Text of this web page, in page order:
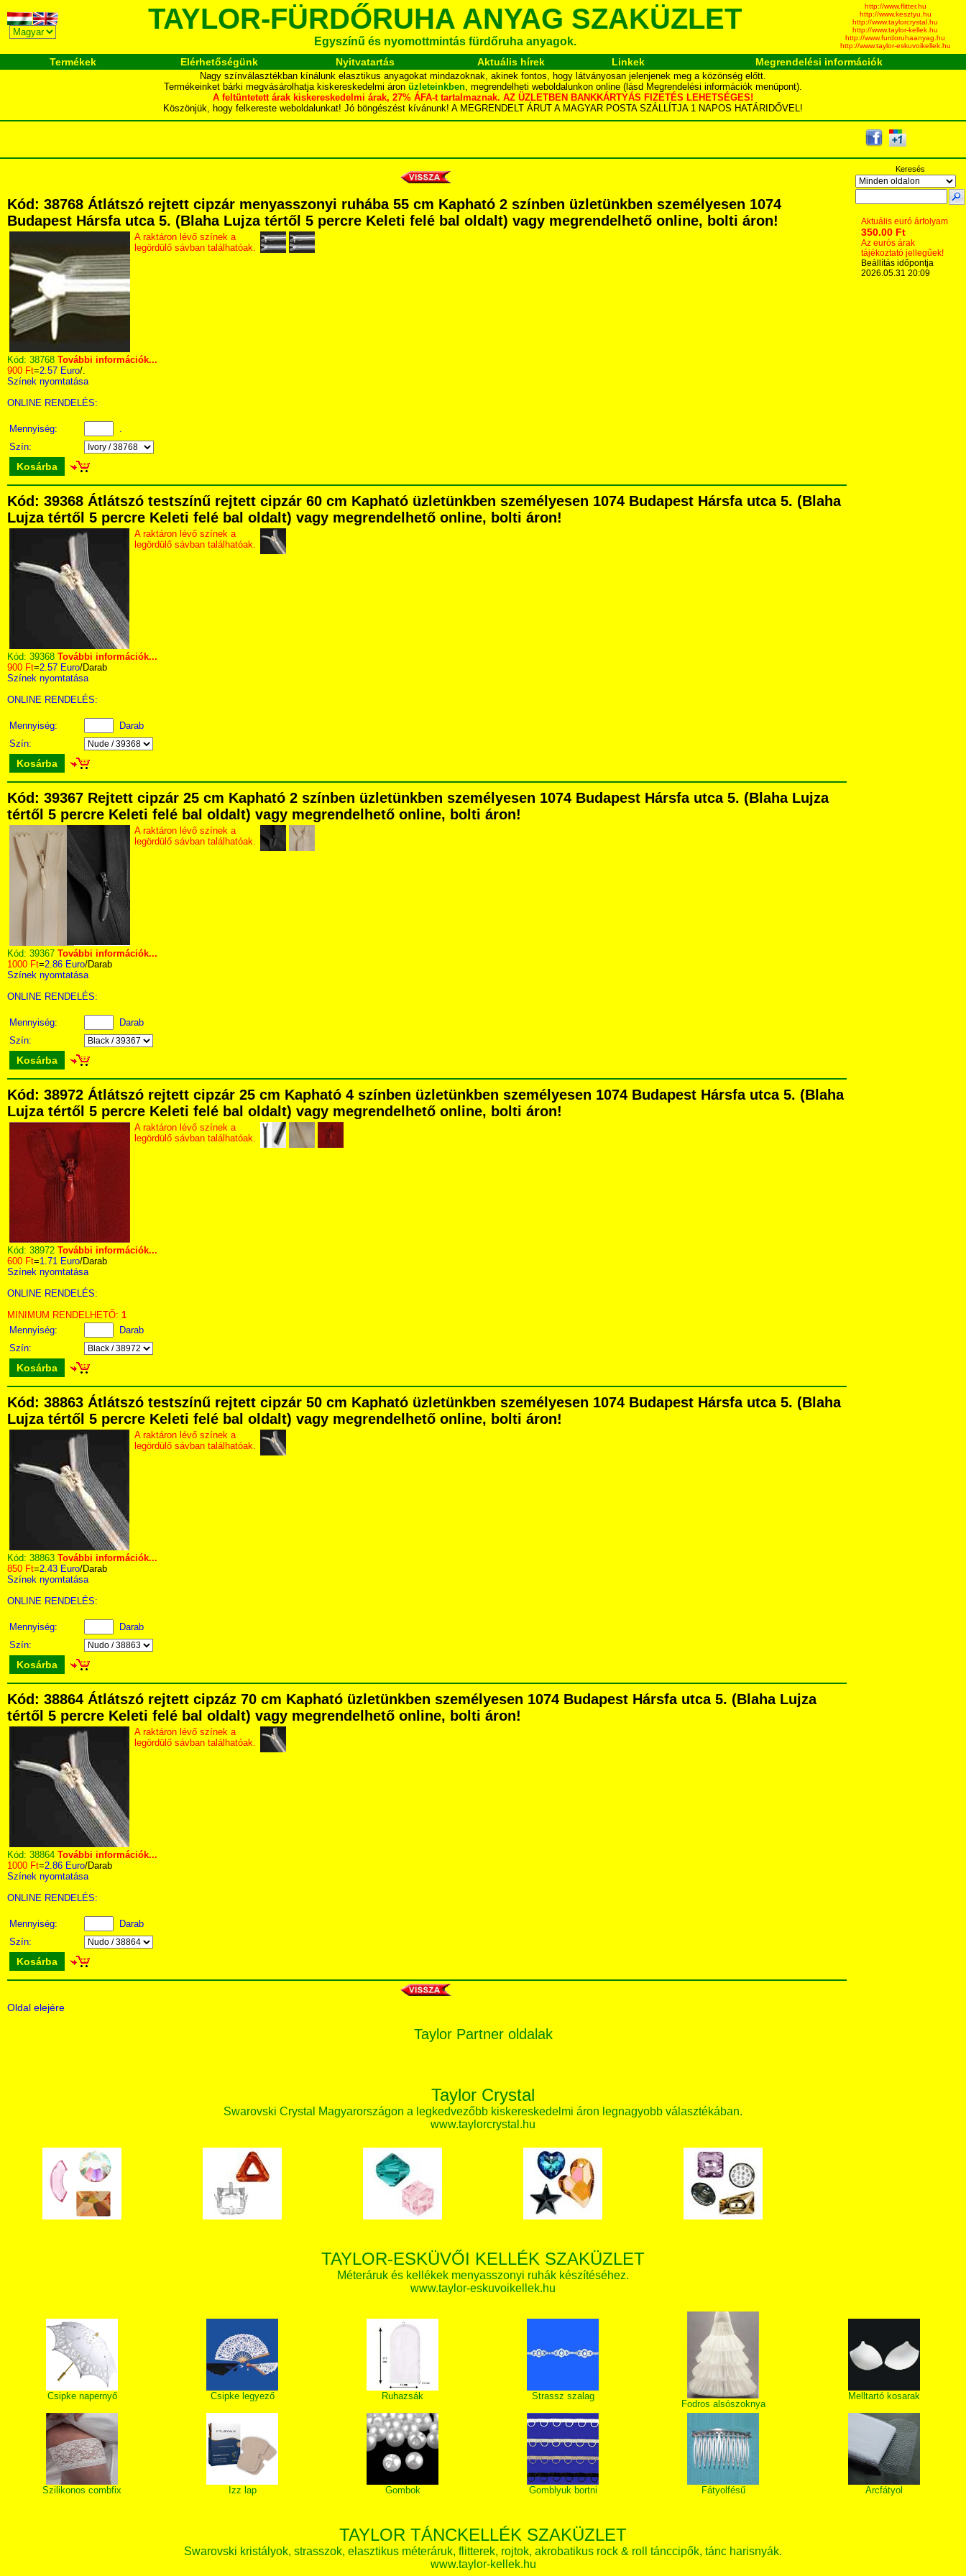
TAYLOR-FÜRDŐRUHA ANYAG SZAKÜZLET
Egyszínű és nyomottmintás fürdőruha anyagok.
http://www.flitter.hu
http://www.kesztyu.hu
http://www.taylorcrystal.hu
http://www.taylor-kellek.hu
http://www.furdoruhaanyag.hu
http://www.taylor-eskuvoikellek.hu
Termékek Elérhetőségünk Nyitvatartás Aktuális hírek Linkek Megrendelési információk
Nagy színválasztékban kínálunk elasztikus anyagokat mindazoknak, akinek fontos, hogy látványosan jelenjenek meg a közönség előtt.
Termékeinket bárki megvásárolhatja kiskereskedelmi áron üzleteinkben, megrendelheti weboldalunkon online (lásd Megrendelési információk menüpont).
A feltüntetett árak kiskereskedelmi árak, 27% ÁFA-t tartalmaznak. AZ ÜZLETBEN BANKKÁRTYÁS FIZETÉS LEHETSÉGES!
Köszönjük, hogy felkereste weboldalunkat! Jó böngészést kívánunk! A MEGRENDELT ÁRUT A MAGYAR POSTA SZÁLLÍTJA 1 NAPOS HATÁRIDŐVEL!
Kód: 38768 Átlátszó rejtett cipzár menyasszonyi ruhába 55 cm Kapható 2 színben üzletünkben személyesen 1074
Budapest Hársfa utca 5. (Blaha Lujza tértől 5 percre Keleti felé bal oldalt) vagy megrendelhető online, bolti áron!
A raktáron lévő színek a
legördülő sávban találhatóak.
Kód: 38768 További információk...
900 Ft=2.57 Euro/.
Színek nyomtatása
ONLINE RENDELÉS:
Mennyiség:
.
Szín:
Kosárba
Kód: 39368 Átlátszó testszínű rejtett cipzár 60 cm Kapható üzletünkben személyesen 1074 Budapest Hársfa utca 5. (Blaha
Lujza tértől 5 percre Keleti felé bal oldalt) vagy megrendelhető online, bolti áron!
A raktáron lévő színek a
legördülő sávban találhatóak.
Kód: 39368 További információk...
900 Ft=2.57 Euro/Darab
Színek nyomtatása
ONLINE RENDELÉS:
Mennyiség:
Darab
Szín:
Kosárba
Kód: 39367 Rejtett cipzár 25 cm Kapható 2 színben üzletünkben személyesen 1074 Budapest Hársfa utca 5. (Blaha Lujza
tértől 5 percre Keleti felé bal oldalt) vagy megrendelhető online, bolti áron!
A raktáron lévő színek a
legördülő sávban találhatóak.
Kód: 39367 További információk...
1000 Ft=2.86 Euro/Darab
Színek nyomtatása
ONLINE RENDELÉS:
Mennyiség:
Darab
Szín:
Kosárba
Kód: 38972 Átlátszó rejtett cipzár 25 cm Kapható 4 színben üzletünkben személyesen 1074 Budapest Hársfa utca 5. (Blaha
Lujza tértől 5 percre Keleti felé bal oldalt) vagy megrendelhető online, bolti áron!
A raktáron lévő színek a
legördülő sávban találhatóak.
Kód: 38972 További információk...
600 Ft=1.71 Euro/Darab
Színek nyomtatása
ONLINE RENDELÉS:
MINIMUM RENDELHETŐ: 1
Mennyiség:
Darab
Szín:
Kosárba
Kód: 38863 Átlátszó testszínű rejtett cipzár 50 cm Kapható üzletünkben személyesen 1074 Budapest Hársfa utca 5. (Blaha
Lujza tértől 5 percre Keleti felé bal oldalt) vagy megrendelhető online, bolti áron!
A raktáron lévő színek a
legördülő sávban találhatóak.
Kód: 38863 További információk...
850 Ft=2.43 Euro/Darab
Színek nyomtatása
ONLINE RENDELÉS:
Mennyiség:
Darab
Szín:
Kosárba
Kód: 38864 Átlátszó rejtett cipzáz 70 cm Kapható üzletünkben személyesen 1074 Budapest Hársfa utca 5. (Blaha Lujza
tértől 5 percre Keleti felé bal oldalt) vagy megrendelhető online, bolti áron!
A raktáron lévő színek a
legördülő sávban találhatóak.
Kód: 38864 További információk...
1000 Ft=2.86 Euro/Darab
Színek nyomtatása
ONLINE RENDELÉS:
Mennyiség:
Darab
Szín:
Kosárba
Oldal elejére
Keresés
Aktuális euró árfolyam
350.00 Ft
Az eurós árak
tájékoztató jellegűek!
Beállítás időpontja
2026.05.31 20:09
Taylor Partner oldalak
Taylor Crystal
Swarovski Crystal Magyarországon a legkedvezőbb kiskereskedelmi áron legnagyobb választékában.
www.taylorcrystal.hu
TAYLOR-ESKÜVŐI KELLÉK SZAKÜZLET
Méteráruk és kellékek menyasszonyi ruhák készítéséhez.
www.taylor-eskuvoikellek.hu
Csipke napernyő Csipke legyező Ruhazsák Strassz szalag
Fodros alsószoknya
Melltartó kosarak
Szilikonos combfix Izz lap Gombok Gomblyuk bortni Fátyolfésű Arcfátyol
TAYLOR TÁNCKELLÉK SZAKÜZLET
Swarovski kristályok, strasszok, elasztikus méteráruk, flitterek, rojtok, akrobatikus rock & roll tánccipők, tánc harisnyák.
www.taylor-kellek.hu